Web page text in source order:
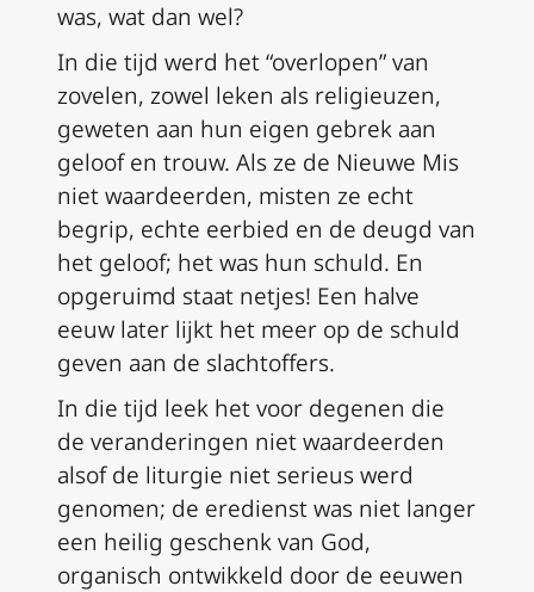
was, wat dan wel?
In die tijd werd het “overlopen” van
zovelen, zowel leken als religieuzen,
geweten aan hun eigen gebrek aan
geloof en trouw. Als ze de Nieuwe Mis
niet waardeerden, misten ze echt
begrip, echte eerbied en de deugd van
het geloof; het was hun schuld. En
opgeruimd staat netjes! Een halve
eeuw later lijkt het meer op de schuld
geven aan de slachtoffers.
In die tijd leek het voor degenen die
de veranderingen niet waardeerden
alsof de liturgie niet serieus werd
genomen; de eredienst was niet langer
een heilig geschenk van God,
organisch ontwikkeld door de eeuwen